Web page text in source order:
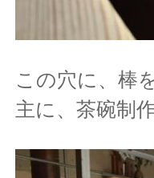
この穴に、棒
主に、茶碗制